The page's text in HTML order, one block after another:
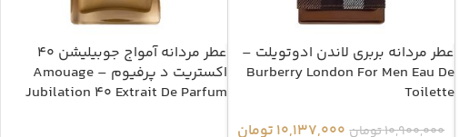
عطر مردانه بربری لاندن ادوتویلت –
Burberry London For Men Eau De
Toilette
10,900,000تومان 10,137,000 تومان
عطر مردانه آمواج جوبیلیشن 40
اکستریت د پرفیوم – Amouage
Jubilation 40 Extrait De Parfum